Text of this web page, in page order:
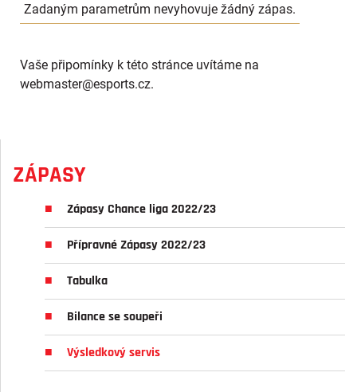
Zadaným parametrům nevyhovuje žádný zápas.
Vaše připomínky k této stránce uvítáme na
webmaster@esports.cz.
ZÁPASY
Zápasy Chance liga 2022/23
Přípravné Zápasy 2022/23
Tabulka
Bilance se soupeři
Výsledkový servis